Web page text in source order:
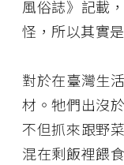
風俗誌》記載
怪，所以其實
對於在臺灣生
材。牠們出沒
不但抓來跟野
混在剩飯裡餵